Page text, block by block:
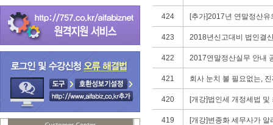
424 [추가]2017년 연말정산
423 2018년신고대비 법인결
422 2017연말정산실무 안내
421 회사 눈치 볼 필요없는,
420 [개강]법인세 개정세법
419 [개강]변종화 세무사가